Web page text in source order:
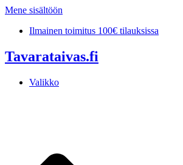
Mene sisältöön
Ilmainen toimitus 100€ tilauksissa
Tavarataivas.fi
Valikko